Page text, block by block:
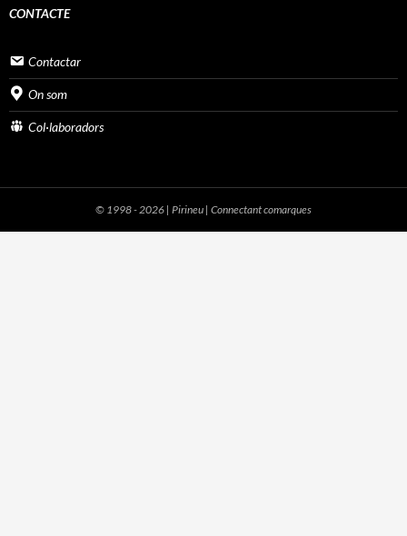
CONTACTE
Contactar
On som
Col·laboradors
© 1998 - 2026 | Pirineu | Connectant comarques